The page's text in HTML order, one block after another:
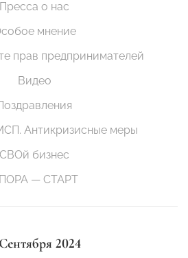
Пресса о нас
мнение
прав предпринимателей
Видео
Антикризисные меры
СВОй бизнес
— СТАРТ
2024